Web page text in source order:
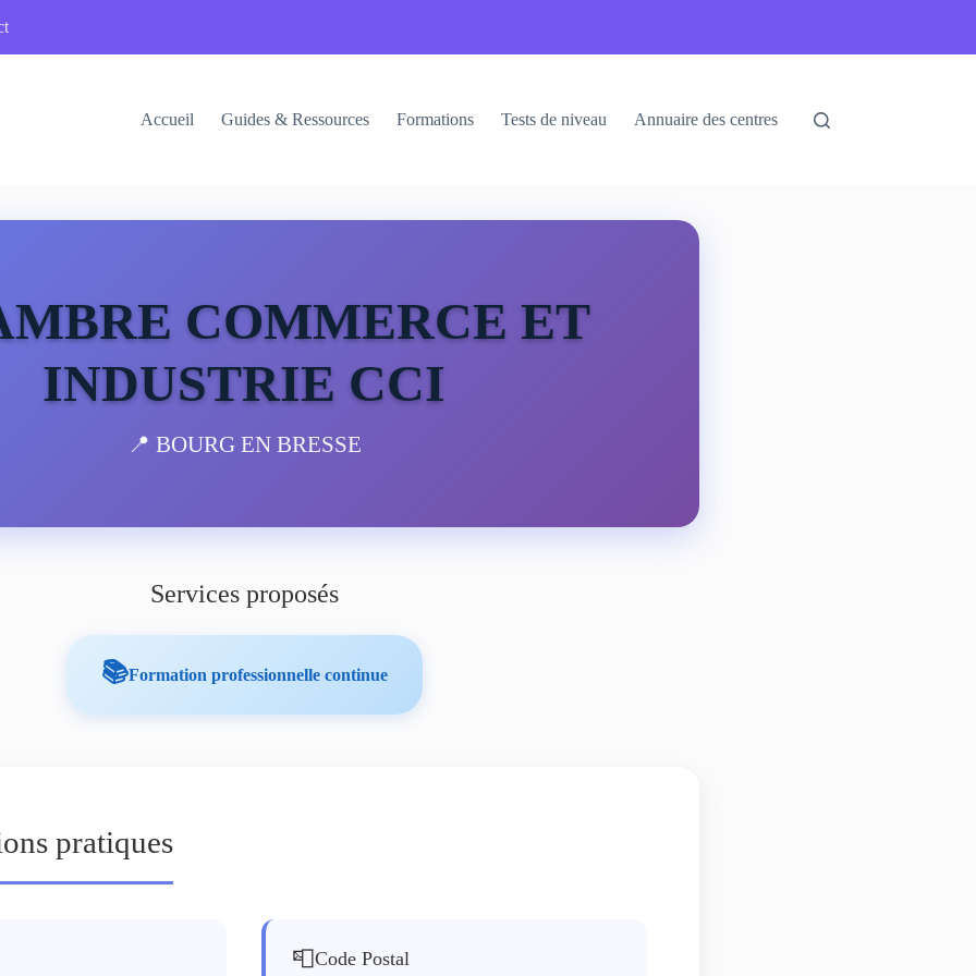
Accueil Guides & Ressources Formations Tests de niveau Annuaire des centres
COMMERCE ET
INDUSTRIE CCI
📍 BOURG EN BRESSE
Services proposés
📚Formation professionnelle continue
pratiques
📮Code Postal